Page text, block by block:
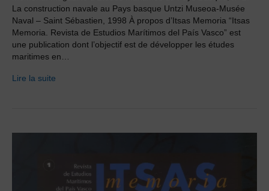
La construction navale au Pays basque Untzi Museoa-Musée
Naval – Saint Sébastien, 1998 À propos d’Itsas Memoria “Itsas
Memoria. Revista de Estudios Marítimos del País Vasco” est
une publication dont l’objectif est de développer les études
maritimes en…
Lire la suite